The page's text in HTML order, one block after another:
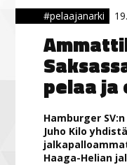
#pelaajanarki
pelaa ja
Hamburger
Juho Kilo
Haaga-Helian